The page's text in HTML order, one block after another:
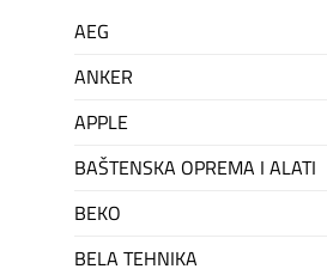
AEG
ANKER
APPLE
BAŠTENSKA OPREMA I ALATI
BEKO
BELA TEHNIKA